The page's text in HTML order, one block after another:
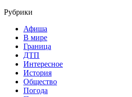
Рубрики
Афиша
В мире
Граница
ДТП
Интересное
История
Общество
Погода